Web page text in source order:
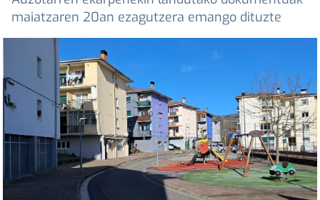
maiatzaren 20an ezagutzera emango dituzte